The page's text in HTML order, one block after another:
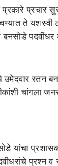
प्रचार
ते
पदवीधर
उमेदवार रतन
चांगला
यांचा
प्रश्न